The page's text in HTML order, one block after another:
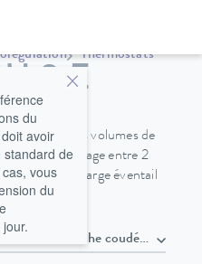
Thermostats
8 E
avec des volumes de
de chauffage entre 2
totale et un large éventail
V, 50/60 Hz , Câble secteur avec fiche coudée
du
avoir
standard de
vous
du